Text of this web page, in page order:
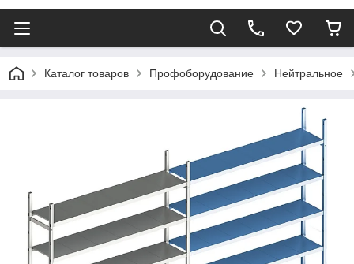
Каталог товаров Профоборудование Нейтральное